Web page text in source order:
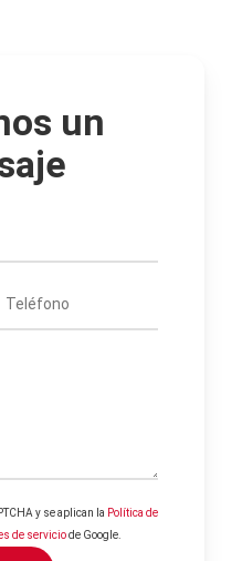
un
y se aplican la Política de
de serviciode Google.